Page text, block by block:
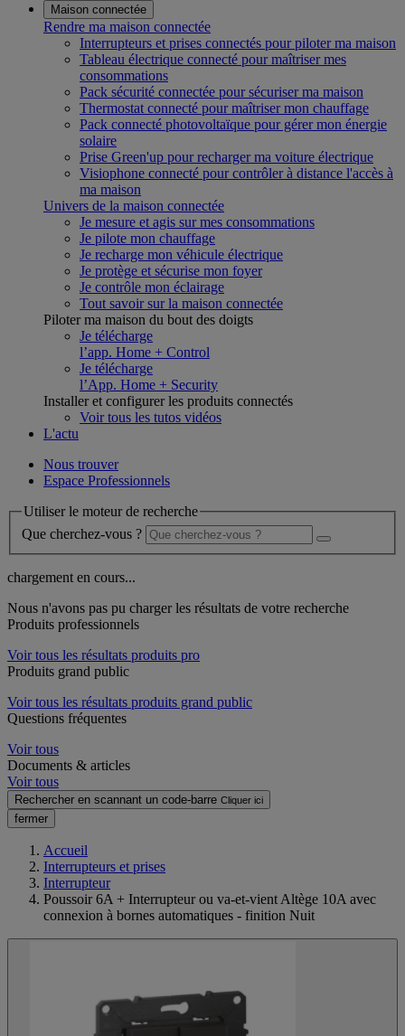
Maison connectée
Rendre ma maison connectée
Interrupteurs et prises connectés pour piloter ma maison
Tableau électrique connecté pour maîtriser mes
consommations
Pack sécurité connectée pour sécuriser ma maison
Thermostat connecté pour maîtriser mon chauffage
Pack connecté photovoltaïque pour gérer mon énergie
solaire
Prise Green'up pour recharger ma voiture électrique
Visiophone connecté pour contrôler à distance l'accès à
ma maison
Univers de la maison connectée
Je mesure et agis sur mes consommations
Je pilote mon chauffage
Je recharge mon véhicule électrique
Je protège et sécurise mon foyer
Je contrôle mon éclairage
Tout savoir sur la maison connectée
Piloter ma maison du bout des doigts
Je télécharge
l’app. Home + Control
Je télécharge
l’App. Home + Security
Installer et configurer les produits connectés
Voir tous les tutos vidéos
L'actu
Nous trouver
Espace Professionnels
Utiliser le moteur de recherche
Que cherchez-vous ?
chargement en cours...
Nous n'avons pas pu charger les résultats de votre recherche
Produits professionnels
Voir tous les résultats produits pro
Produits grand public
Voir tous les résultats produits grand public
Questions fréquentes
Voir tous
Documents & articles
Voir tous
Rechercher en scannant un code-barre Cliquer ici
fermer
Accueil
Interrupteurs et prises
Interrupteur
Poussoir 6A + Interrupteur ou va-et-vient Altège 10A avec
connexion à bornes automatiques - finition Nuit